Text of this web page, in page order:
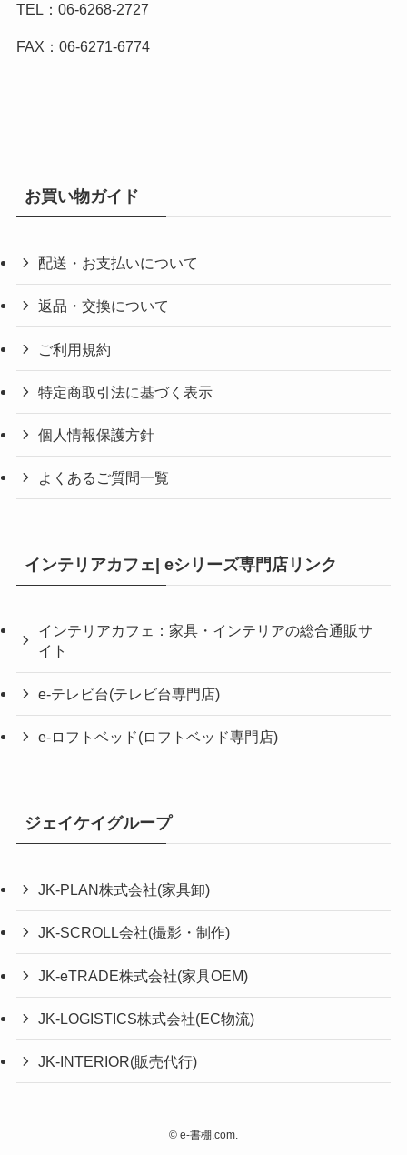
TEL：06-6268-2727
FAX：06-6271-6774
お買い物ガイド
配送・お支払いについて
返品・交換について
ご利用規約
特定商取引法に基づく表示
個人情報保護方針
よくあるご質問一覧
インテリアカフェ| eシリーズ専門店リンク
インテリアカフェ：家具・インテリアの総合通販サ
イト
e-テレビ台(テレビ台専門店)
e-ロフトベッド(ロフトベッド専門店)
ジェイケイグループ
JK-PLAN株式会社(家具卸)
JK-SCROLL会社(撮影・制作)
JK-eTRADE株式会社(家具OEM)
JK-LOGISTICS株式会社(EC物流)
JK-INTERIOR(販売代行)
© e-書棚.com.